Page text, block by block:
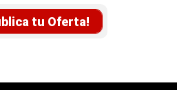
tu Oferta!